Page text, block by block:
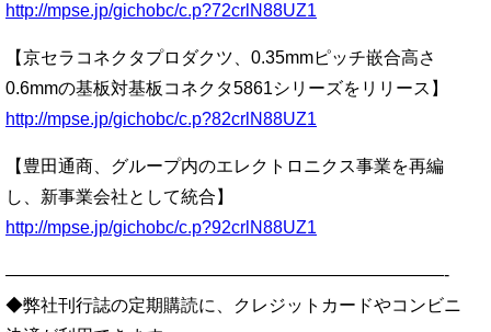
http://mpse.jp/gichobc/c.p?72crlN88UZ1
【京セラコネクタプロダクツ、0.35mmピッチ嵌合高さ
0.6mmの基板対基板コネクタ5861シリーズをリリース】
http://mpse.jp/gichobc/c.p?82crlN88UZ1
【豊田通商、グループ内のエレクトロニクス事業を再編
し、新事業会社として統合】
http://mpse.jp/gichobc/c.p?92crlN88UZ1
—————————————————————————-
◆弊社刊行誌の定期購読に、クレジットカードやコンビニ